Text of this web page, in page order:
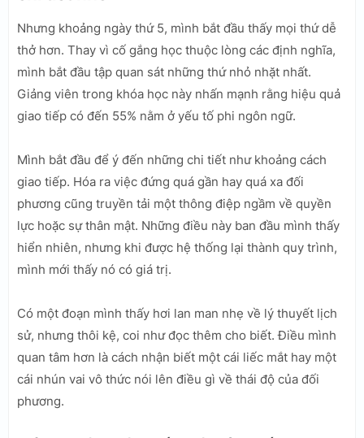
Nhưng khoảng ngày thứ 5, mình bắt đầu thấy mọi thứ dễ
thở hơn. Thay vì cố gắng học thuộc lòng các định nghĩa,
mình bắt đầu tập quan sát những thứ nhỏ nhặt nhất.
Giảng viên trong khóa học này nhấn mạnh rằng hiệu quả
giao tiếp có đến 55% nằm ở yếu tố phi ngôn ngữ.
Mình bắt đầu để ý đến những chi tiết như khoảng cách
giao tiếp. Hóa ra việc đứng quá gần hay quá xa đối
phương cũng truyền tải một thông điệp ngầm về quyền
lực hoặc sự thân mật. Những điều này ban đầu mình thấy
hiển nhiên, nhưng khi được hệ thống lại thành quy trình,
mình mới thấy nó có giá trị.
Có một đoạn mình thấy hơi lan man nhẹ về lý thuyết lịch
sử, nhưng thôi kệ, coi như đọc thêm cho biết. Điều mình
quan tâm hơn là cách nhận biết một cái liếc mắt hay một
cái nhún vai vô thức nói lên điều gì về thái độ của đối
phương.